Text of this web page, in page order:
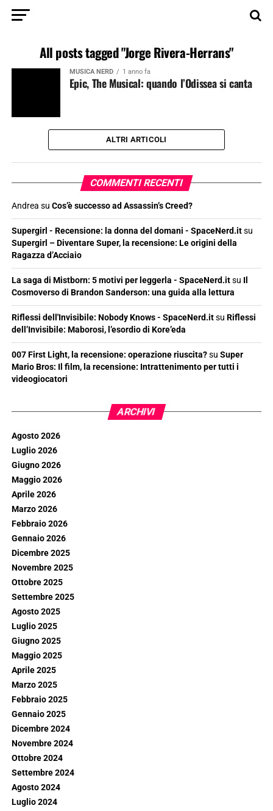
All posts tagged "Jorge Rivera-Herrans"
MUSICA NERD 1 anno fa
Epic, The Musical: quando l’Odissea si canta
ALTRI ARTICOLI
COMMENTI RECENTI
Andrea su Cos’è successo ad Assassin’s Creed?
Supergirl - Recensione: la donna del domani - SpaceNerd.itsu
Supergirl – Diventare Super, la recensione: Le origini della
Ragazza d’Acciaio
La saga di Mistborn: 5 motivi per leggerla - SpaceNerd.itsu Il
Cosmoverso di Brandon Sanderson: una guida alla lettura
Riflessi dell'Invisibile: Nobody Knows - SpaceNerd.itsu Riflessi
dell’Invisibile: Maborosi, l’esordio di Kore’eda
007 First Light, la recensione: operazione riuscita?su Super
Mario Bros: Il film, la recensione: Intrattenimento per tutti i
videogiocatori
ARCHIVI
Agosto 2026
Luglio 2026
Giugno 2026
Maggio 2026
Aprile 2026
Marzo 2026
Febbraio 2026
Gennaio 2026
Dicembre 2025
Novembre 2025
Ottobre 2025
Settembre 2025
Agosto 2025
Luglio 2025
Giugno 2025
Maggio 2025
Aprile 2025
Marzo 2025
Febbraio 2025
Gennaio 2025
Dicembre 2024
Novembre 2024
Ottobre 2024
Settembre 2024
Agosto 2024
Luglio 2024